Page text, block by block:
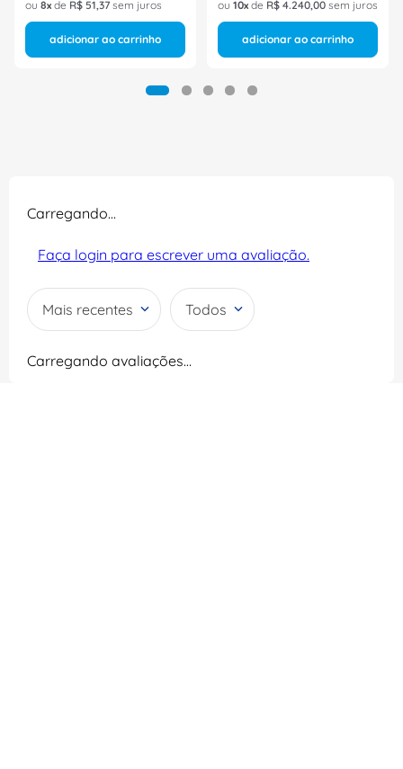
ou 8 de R$ 51,37 sem juros
adicionar ao carrinho
ou 10 de R$ 4.240,00 sem juros
adicionar ao carrinho
Carregando…
Faça login para escrever uma avaliação.
Mais recentes Todos
Carregando avaliações…